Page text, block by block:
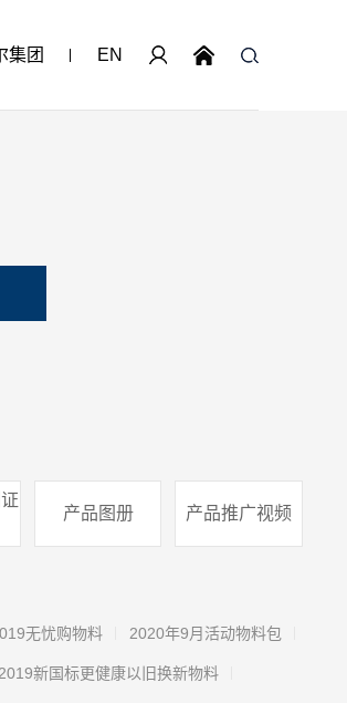
集团 EN
产品图册 产品推广视频
无忧购物料 2020年9月活动物料包
2019新国标更健康以旧换新物料